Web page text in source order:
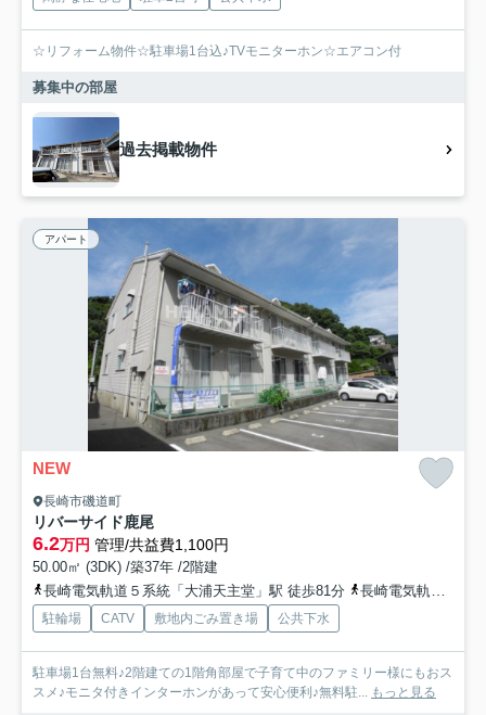
☆リフォーム物件☆駐車場1台込♪TVモニターホン☆エアコン付
募集中の部屋
過去掲載物件
アパート
NEW
長崎市磯道町
リバーサイド鹿尾
6.2万円 管理/共益費1,100円
50.00㎡ (3DK) /築37年 /2階建
長崎電気軌道５系統「大浦天主堂」駅 徒歩81分
長崎電気軌道５系統「大浦海岸通」駅 徒歩82分
駐輪場 CATV 敷地内ごみ置き場 公共下水
駐車場1台無料♪2階建ての1階角部屋で子育て中のファミリー様にもおス
スメ♪モニタ付きインターホンがあって安心便利♪無料駐...
もっと見る